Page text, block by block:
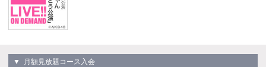
▼ 月額見放題コース入会